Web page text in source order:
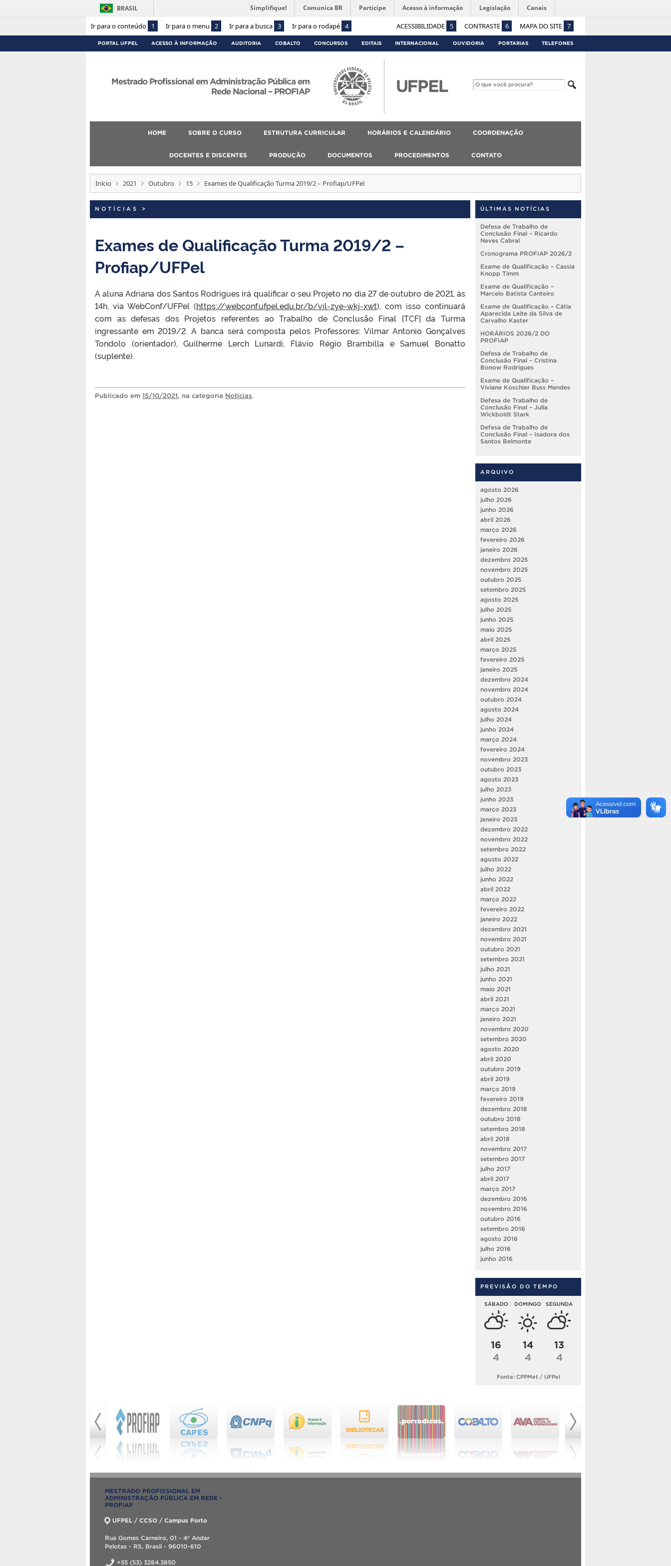
Ir para o conteúdo 1 Ir para o menu 2 Ir para a busca 3 Ir para o rodapé 4 ACESSIBILIDADE 5 CONTRASTE 6 MAPA DO SITE 7
BRASIL Simplifique! Comunica BR Participe Acesso à informação Legislação Canais
PORTAL UFPEL ACESSO À INFORMAÇÃO AUDITORIA COBALTO CONCURSOS EDITAIS INTERNACIONAL OUVIDORIA PORTARIAS TELEFONES
Mestrado Profissional em Administração Pública em
Rede Nacional – PROFIAP
HOME SOBRE O CURSO ESTRUTURA CURRICULAR HORÁRIOS E CALENDÁRIO COORDENAÇÃO
DOCENTES E DISCENTES PRODUÇÃO DOCUMENTOS PROCEDIMENTOS CONTATO
Início 2021 Outubro 15 Exames de Qualificação Turma 2019/2 – Profiap/UFPel
NOTÍCIAS >
Exames de Qualificação Turma 2019/2 –
Profiap/UFPel
A aluna Adriana dos Santos Rodrigues irá qualificar o seu Projeto no dia 27 de outubro de 2021, às
14h, via WebConf/UFPel (https://webconf.ufpel.edu.br/b/vil-zye-wkj-xwt), com isso continuará
com as defesas dos Projetos referentes ao Trabalho de Conclusão Final [TCF] da Turma
ingressante em 2019/2. A banca será composta pelos Professores: Vilmar Antonio Gonçalves
Tondolo (orientador), Guilherme Lerch Lunardi, Flávio Régio Brambilla e Samuel Bonatto
(suplente).
Publicado em 15/10/2021, na categoria Notícias.
ÚLTIMAS NOTÍCIAS
Defesa de Trabalho de
Conclusão Final – Ricardo
Neves Cabral
Cronograma PROFIAP 2026/2
Exame de Qualificação – Cassia
Knopp Timm
Exame de Qualificação –
Marcelo Batista Canteiro
Exame de Qualificação – Cátia
Aparecida Leite da Silva de
Carvalho Kaster
HORÁRIOS 2026/2 DO
PROFIAP
Defesa de Trabalho de
Conclusão Final – Cristina
Bonow Rodrigues
Exame de Qualificação –
Viviane Koschier Buss Mendes
Defesa de Trabalho de
Conclusão Final – Julia
Wickboldt Stark
Defesa de Trabalho de
Conclusão Final – Isadora dos
Santos Belmonte
ARQUIVO
agosto 2026
julho 2026
junho 2026
abril 2026
março 2026
fevereiro 2026
janeiro 2026
dezembro 2025
novembro 2025
outubro 2025
setembro 2025
agosto 2025
julho 2025
junho 2025
maio 2025
abril 2025
março 2025
fevereiro 2025
janeiro 2025
dezembro 2024
novembro 2024
outubro 2024
agosto 2024
julho 2024
junho 2024
março 2024
fevereiro 2024
novembro 2023
outubro 2023
agosto 2023
julho 2023
junho 2023
março 2023
janeiro 2023
dezembro 2022
novembro 2022
setembro 2022
agosto 2022
julho 2022
junho 2022
abril 2022
março 2022
fevereiro 2022
janeiro 2022
dezembro 2021
novembro 2021
outubro 2021
setembro 2021
julho 2021
junho 2021
maio 2021
abril 2021
março 2021
janeiro 2021
novembro 2020
setembro 2020
agosto 2020
abril 2020
outubro 2019
abril 2019
março 2019
fevereiro 2019
dezembro 2018
outubro 2018
setembro 2018
abril 2018
novembro 2017
setembro 2017
julho 2017
abril 2017
março 2017
dezembro 2016
novembro 2016
outubro 2016
setembro 2016
agosto 2016
julho 2016
junho 2016
PREVISÃO DO TEMPO
SÁBADO
16
4
DOMINGO
14
4
SEGUNDA
13
4
Fonte: CPPMet / UFPel
MESTRADO PROFISSIONAL EM
ADMINISTRAÇÃO PÚBLICA EM REDE -
PROFIAP
UFPEL / CCSO / Campus Porto
Rua Gomes Carneiro, 01 - 4º Andar
Pelotas - RS, Brasil - 96010-610
+55 (53) 3284.3850